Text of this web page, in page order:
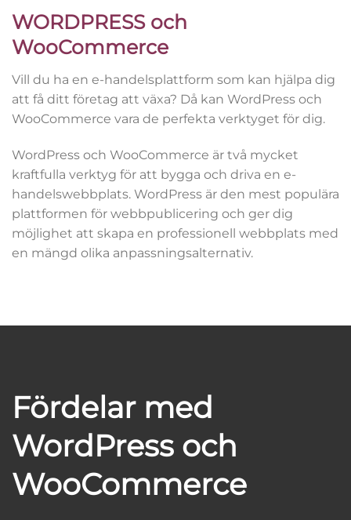
WORDPRESS och
WooCommerce
Vill du ha en e-handelsplattform som kan hjälpa dig
att få ditt företag att växa? Då kan WordPress och
WooCommerce vara de perfekta verktyget för dig.
WordPress och WooCommerce är två mycket
kraftfulla verktyg för att bygga och driva en e-
handelswebbplats. WordPress är den mest populära
plattformen för webbpublicering och ger dig
möjlighet att skapa en professionell webbplats med
en mängd olika anpassningsalternativ.
Fördelar med
WordPress och
WooCommerce